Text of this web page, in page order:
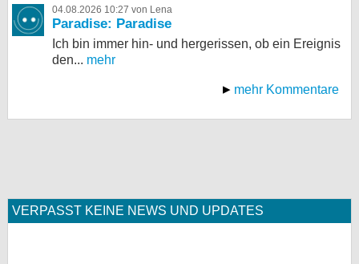
04.08.2026 10:27 von Lena
Paradise: Paradise
Ich bin immer hin- und hergerissen, ob ein Ereignis
den... mehr
mehr Kommentare
VERPASST KEINE NEWS UND UPDATES